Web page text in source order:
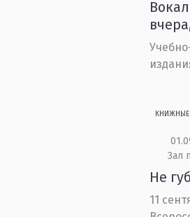
КНИЖНЫЕ
Зал
Не
11